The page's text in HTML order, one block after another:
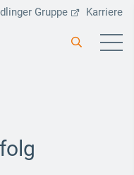
Gruppe Karriere